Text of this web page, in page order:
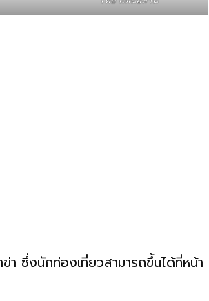
า ซึ่งนักท่องเที่ยวสามารถขึ้นได้ที่หน้า